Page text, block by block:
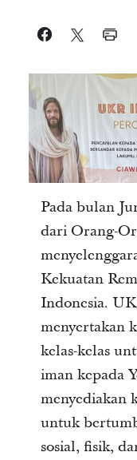
Pada bulan
dari Orang-
Kekuatan
Indonesia.
menyertakan
kelas-kelas
iman kepada
menyediakan
untuk
sosial, fisik,